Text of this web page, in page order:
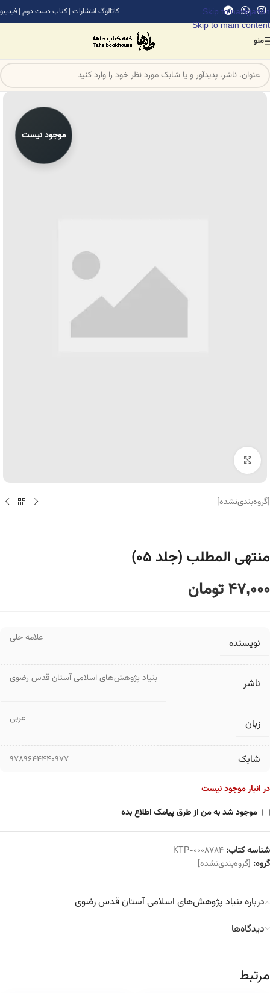
Skip to navigation
Skip to main content
کاتالوگ انتشارات | کتاب دست دوم | فیدیبو
منو
موجود نیست
برای بزرگنمایی کلیک کنید
[گروه‌بندی‌نشده]
منتهی المطلب (جلد ۰۵)
47,000تومان
نویسنده علامه حلی
ناشر بنیاد پژوهش‌های اسلامی آستان قدس رضوی
زبان عربی
شابک 9789644440977
در انبار موجود نیست
موجود شد به من از طرق پیامک اطلاع بده
شناسه کتاب: KTP-0008784
گروه: [گروه‌بندی‌نشده]
درباره بنیاد پژوهش‌های اسلامی آستان قدس رضوی
دیدگاه‌ها
مرتبط